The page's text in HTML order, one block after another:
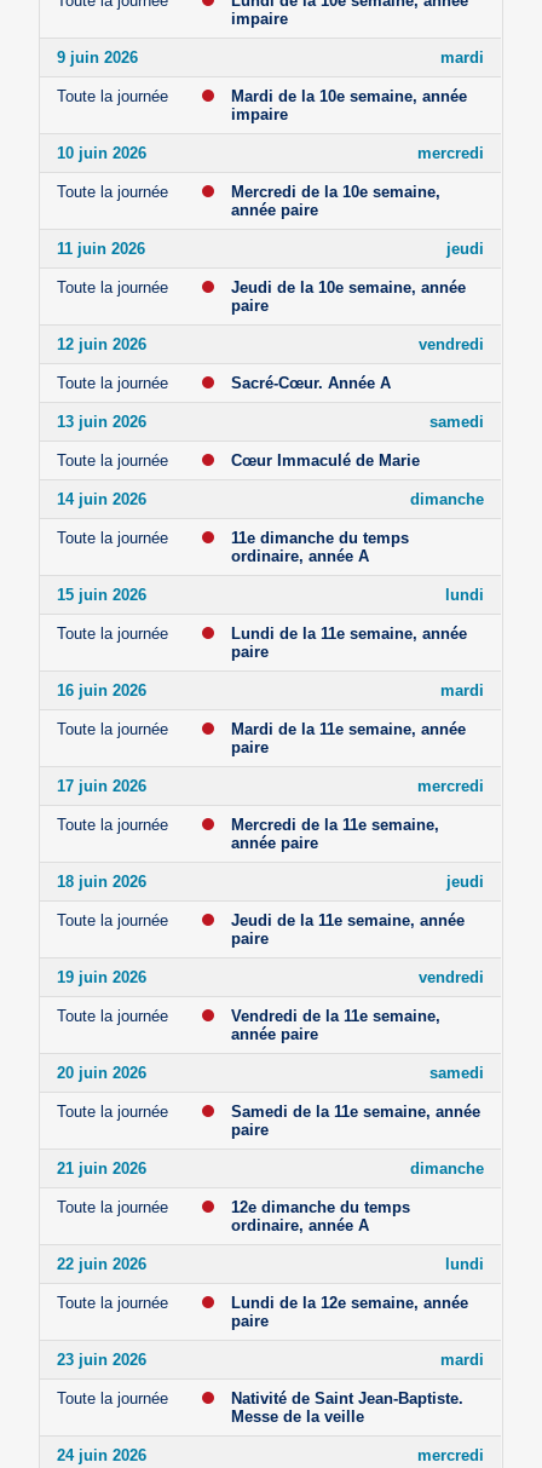
impaire
9 juin 2026 mardi
Toute la journée
Mardi de la 10e semaine, année
impaire
10 juin 2026 mercredi
Toute la journée
Mercredi de la 10e semaine,
année paire
11 juin 2026 jeudi
Toute la journée
Jeudi de la 10e semaine, année
paire
12 juin 2026 vendredi
Toute la journée Sacré-Cœur. Année A
13 juin 2026 samedi
Toute la journée Cœur Immaculé de Marie
14 juin 2026 dimanche
Toute la journée
11e dimanche du temps
ordinaire, année A
15 juin 2026 lundi
Toute la journée
Lundi de la 11e semaine, année
paire
16 juin 2026 mardi
Toute la journée
Mardi de la 11e semaine, année
paire
17 juin 2026 mercredi
Toute la journée
Mercredi de la 11e semaine,
année paire
18 juin 2026 jeudi
Toute la journée
Jeudi de la 11e semaine, année
paire
19 juin 2026 vendredi
Toute la journée
Vendredi de la 11e semaine,
année paire
20 juin 2026 samedi
Toute la journée
Samedi de la 11e semaine, année
paire
21 juin 2026 dimanche
Toute la journée
12e dimanche du temps
ordinaire, année A
22 juin 2026 lundi
Toute la journée
Lundi de la 12e semaine, année
paire
23 juin 2026 mardi
Toute la journée
Nativité de Saint Jean-Baptiste.
Messe de la veille
24 juin 2026 mercredi